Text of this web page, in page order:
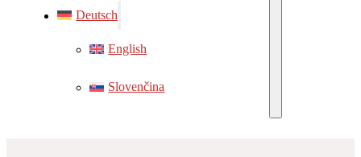
Deutsch
English
Slovenčina